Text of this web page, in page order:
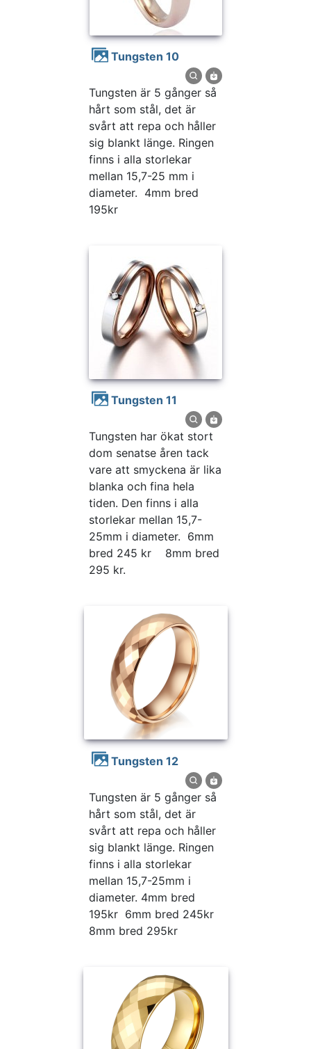
Tungsten 10
Tungsten är 5 gånger så
hårt som stål, det är
svårt att repa och håller
sig blankt länge. Ringen
finns i alla storlekar
mellan 15,7-25 mm i
diameter. 4mm bred
195kr
Tungsten 11
Tungsten har ökat stort
dom senatse åren tack
vare att smyckena är lika
blanka och fina hela
tiden. Den finns i alla
storlekar mellan 15,7-
25mm i diameter. 6mm
bred 245 kr 8mm bred
295 kr.
Tungsten 12
Tungsten är 5 gånger så
hårt som stål, det är
svårt att repa och håller
sig blankt länge. Ringen
finns i alla storlekar
mellan 15,7-25mm i
diameter. 4mm bred
195kr 6mm bred 245kr
8mm bred 295kr